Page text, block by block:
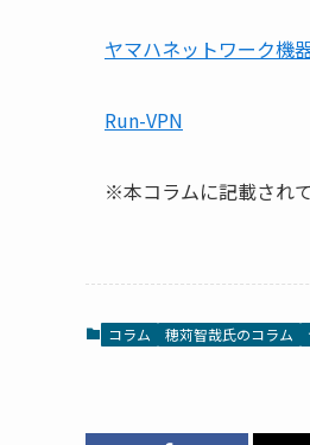
ヤマハネットワーク機
Run-VPN
※本コラムに記載され
コラム 穂苅智哉氏のコラム